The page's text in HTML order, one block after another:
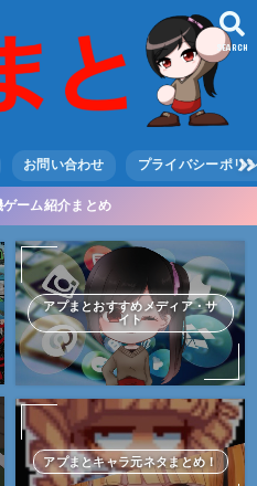
SEARCH
お問い合わせ プライバシーポリ
ーム紹介まとめ
アプまとおすすめメディア・サ
イト
アプまとキャラ元ネタまとめ！